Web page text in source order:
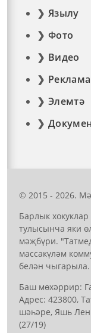
Язылу
Фото
Видео
Реклама
Элемтә
© 2015 - 2026.
Барлык
тулысынча яки
мәҗбүри.
массакүләм
белән чыгарыла.
Баш мөхәррир:
Адрес: 423800,
шәһәре, Яшь
(27/19)